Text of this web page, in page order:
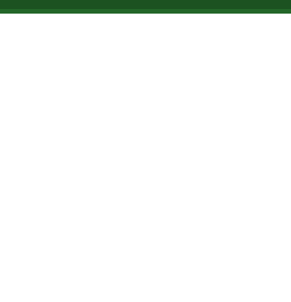
Skip to main content